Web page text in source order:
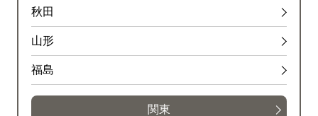
秋田
山形
福島
関東